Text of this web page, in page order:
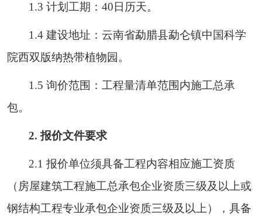
1 .3 计划工期： 40日历天。
1 .4 建设地址：云南省勐腊县勐仑镇中国科学
院西双版纳热带植物园。
1 .5 询价范围：工程量清单范围内施工总承
包。
2. 报价文件要求
2.1 报价单位须具备工程内容相应施工资质
（ 房屋建筑工程施工总承包企业资质三级及以上或
钢结构工程专业承包企业资质三级及以上），具备